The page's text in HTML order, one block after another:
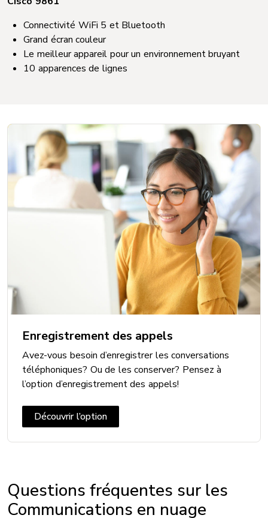
Connectivité WiFi 5 et Bluetooth
Grand écran couleur
Le meilleur appareil pour un environnement bruyant
10 apparences de lignes
Enregistrement des appels
Avez-vous besoin d’enregistrer les conversations
téléphoniques? Ou de les conserver? Pensez à
l’option d’enregistrement des appels!
Découvrir l’option
Questions fréquentes sur les
Communications en nuage